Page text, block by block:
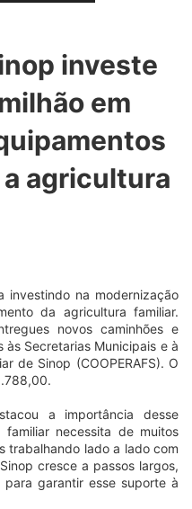
investe
em
agricultura
investindo na modernização
da agricultura familiar.
novos caminhões e
Secretarias Municipais e à
de Sinop (COOPERAFS). O
a importância desse
familiar necessita de muitos
trabalhando lado a lado com
cresce a passos largos,
garantir esse suporte à